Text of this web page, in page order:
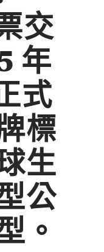
交
年
式
標
生
公
。